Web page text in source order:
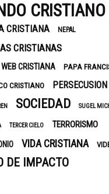
CRISTIANO
CRISTIANA NEPAL
CRISTIANAS
CRISTIANA
PAPA
CRISTIANO
PERSECUSION
SOCIEDAD SUGEL
TERCER CIELO TERRORISMO
VIDA CRISTIANA
DE IMPACTO